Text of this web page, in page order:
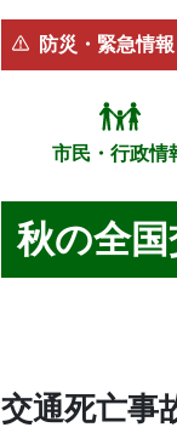
防災・緊急情報
市民・行政情
秋の全
交通死亡事